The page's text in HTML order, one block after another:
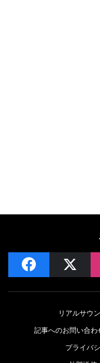
facebook
リアルサウ
記事へのお問い合わ
プライバ